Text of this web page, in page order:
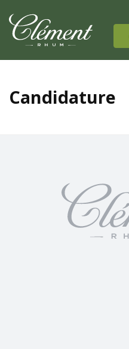
Main Navigation
Candidature